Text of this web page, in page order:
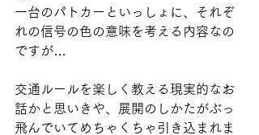
一台のパトカーといっしょに、それぞ
れの信号の色の意味を考える内容なの
ですが…
交通ルールを楽しく教える現実的なお
話かと思いきや、展開のしかたがぶっ
飛んでいてめちゃくちゃ引き込まれま